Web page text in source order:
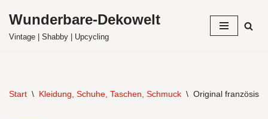
Zum
Wunderbare-Dekowelt
Vintage | Shabby | Upcycling
Start \ Kleidung, Schuhe, Taschen, Schmuck \ Original